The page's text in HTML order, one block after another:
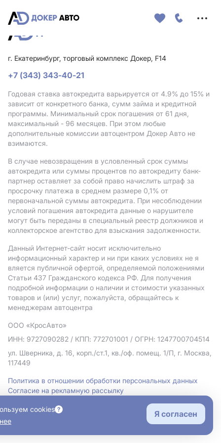
г. Екатеринбург, торговый комплекс Докер, F14
+7 (343) 343-40-21
Годовая ставка автокредита варьируется от 4.9% до 15% и
зависит от конкретного банка, сумм займа и кредитной
программы. Минимальный срок погашения от 61 дня,
максимальный - 96 месяцев. При этом любые
дополнительные комиссии автоцентром Докер Авто не
взимаются.
В случае невозвращения в условленный срок суммы
автокредита или суммы процентов по автокредиту банк-
партнер оставляет за собой право начислить штраф за
просрочку платежа в среднем размере 0,1% от
первоначальной суммы автокредита. При несоблюдении
условий погашения автокредита данные о нарушителе
могут быть переданы в специальный реестр должников и
коллекторское агентство для взыскания задолженности.
Данный Интернет-сайт носит исключительно
информационный характер и ни при каких условиях не я
вляется публичной офертой, определяемой положениями
Статьи 437 Гражданского кодекса РФ. Для получения
подробной информации о наличии и стоимости указанных
товаров и (или) услуг, пожалуйста, обращайтесь к
менеджерам автоцентра
ООО «КросАвто»
ИНН: 9727090282 / КПП: 772701001 / ОГРН: 1247700704514
ул. Шверника, д. 16, корп./ст.1, кв./оф. помещ. 1/П, г. Москва,
117449
Политика в отношении обработки персональных данных
Согласие на рекламную рассылку
cookies
Я согласен